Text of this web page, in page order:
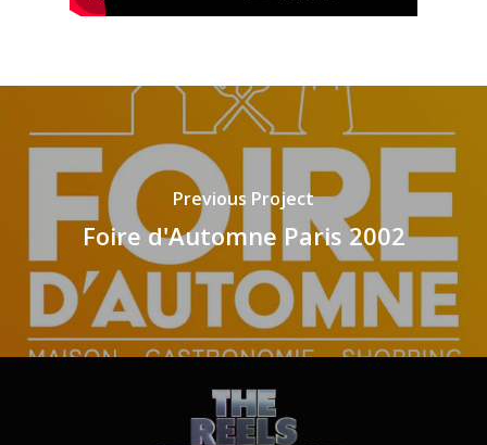
Previous Project
Foire d'Automne Paris 2002